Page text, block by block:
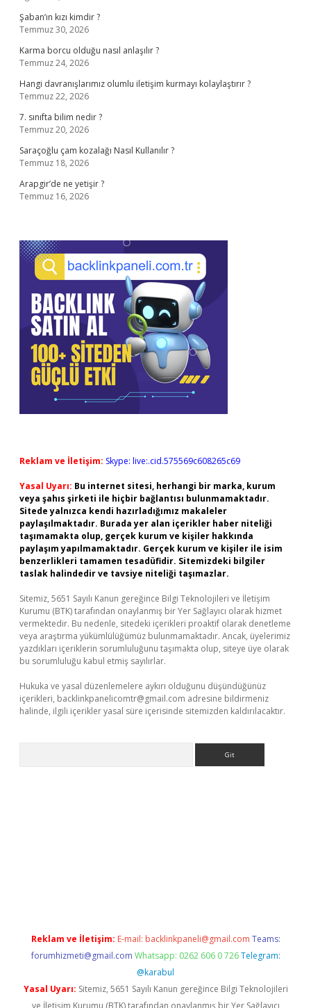
Şaban’ın kızı kimdir ?
Temmuz 30, 2026
Karma borcu olduğu nasıl anlaşılır ?
Temmuz 24, 2026
Hangi davranışlarımız olumlu iletişim kurmayı kolaylaştırır ?
Temmuz 22, 2026
7. sınıfta bilim nedir ?
Temmuz 20, 2026
Saraçoğlu çam kozalağı Nasıl Kullanılır ?
Temmuz 18, 2026
Arapgir’de ne yetişir ?
Temmuz 16, 2026
Reklam ve İletişim: Skype: live:.cid.575569c608265c69
Yasal Uyarı: Bu internet sitesi, herhangi bir marka, kurum
veya şahıs şirketi ile hiçbir bağlantısı bulunmamaktadır.
Sitede yalnızca kendi hazırladığımız makaleler
paylaşılmaktadır. Burada yer alan içerikler haber niteliği
taşımamakta olup, gerçek kurum ve kişiler hakkında
paylaşım yapılmamaktadır. Gerçek kurum ve kişiler ile isim
benzerlikleri tamamen tesadüfidir. Sitemizdeki bilgiler
taslak halindedir ve tavsiye niteliği taşımazlar.
Sitemiz, 5651 Sayılı Kanun gereğince Bilgi Teknolojileri ve İletişim
Kurumu (BTK) tarafından onaylanmış bir Yer Sağlayıcı olarak hizmet
vermektedir. Bu nedenle, sitedeki içerikleri proaktif olarak denetleme
veya araştırma yükümlülüğümüz bulunmamaktadır. Ancak, üyelerimiz
yazdıkları içeriklerin sorumluluğunu taşımakta olup, siteye üye olarak
bu sorumluluğu kabul etmiş sayılırlar.
Hukuka ve yasal düzenlemelere aykırı olduğunu düşündüğünüz
içerikleri, backlinkpanelicomtr@gmail.com adresine bildirmeniz
halinde, ilgili içerikler yasal süre içerisinde sitemizden kaldırılacaktır.
Reklam ve İletişim: E-mail: backlinkpaneli@gmail.com Teams:
forumhizmeti@gmail.com Whatsapp: 0262 606 0 726 Telegram:
@karabul
Yasal Uyarı: Sitemiz, 5651 Sayılı Kanun gereğince Bilgi Teknolojileri
ve İletişim Kurumu (BTK) tarafından onaylanmış bir Yer Sağlayıcı